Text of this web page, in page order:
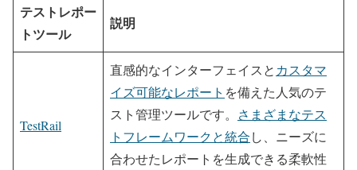
テストレポー
トツール
説明
TestRail
直感的なインターフェイスと カスタマ
イズ可能なレポート を備えた人気のテ
スト管理ツールです。 さまざまなテス
トフレームワークと統合し、ニーズに
合わせたレポートを生成できる柔軟性